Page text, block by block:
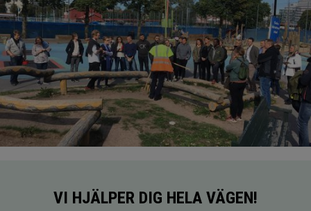
VI HJÄLPER DIG HELA VÄGEN!